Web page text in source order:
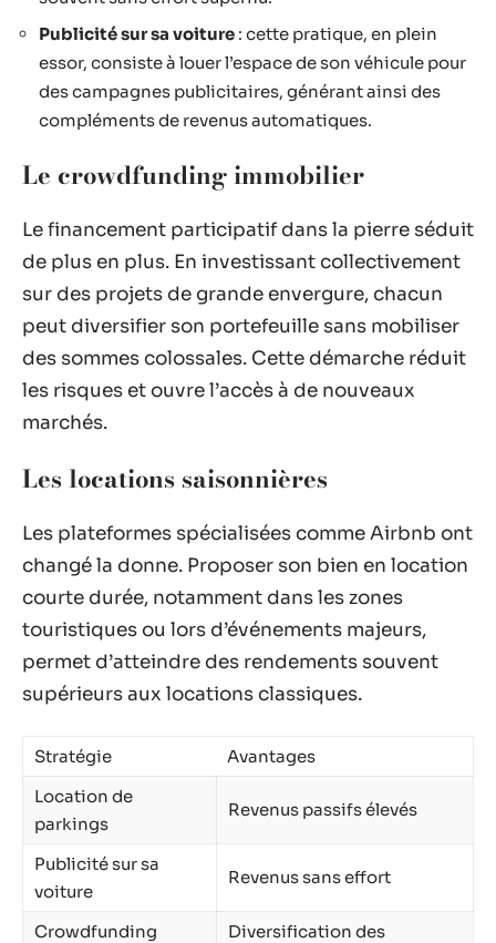
Publicité sur sa voiture : cette pratique, en plein
essor, consiste à louer l’espace de son véhicule pour
des campagnes publicitaires, générant ainsi des
compléments de revenus automatiques.
Le crowdfunding immobilier
Le financement participatif dans la pierre séduit
de plus en plus. En investissant collectivement
sur des projets de grande envergure, chacun
peut diversifier son portefeuille sans mobiliser
des sommes colossales. Cette démarche réduit
les risques et ouvre l’accès à de nouveaux
marchés.
Les locations saisonnières
Les plateformes spécialisées comme Airbnb ont
changé la donne. Proposer son bien en location
courte durée, notamment dans les zones
touristiques ou lors d’événements majeurs,
permet d’atteindre des rendements souvent
supérieurs aux locations classiques.
Stratégie
Avantages
Location de
parkings
Revenus passifs élevés
Publicité sur sa
voiture
Revenus sans effort
Crowdfunding
Diversification des